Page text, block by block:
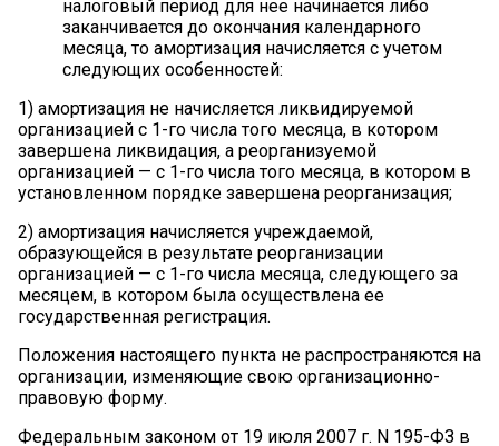
налоговый период для нее начинается либо
заканчивается до окончания календарного
месяца, то амортизация начисляется с учетом
следующих особенностей:
1) амортизация не начисляется ликвидируемой
организацией с 1-го числа того месяца, в котором
завершена ликвидация, а реорганизуемой
организацией — с 1-го числа того месяца, в котором в
установленном порядке завершена реорганизация;
2) амортизация начисляется учреждаемой,
образующейся в результате реорганизации
организацией — с 1-го числа месяца, следующего за
месяцем, в котором была осуществлена ее
государственная регистрация.
Положения настоящего пункта не распространяются на
организации, изменяющие свою организационно-
правовую форму.
Федеральным законом от 19 июля 2007 г. N 195-ФЗ в